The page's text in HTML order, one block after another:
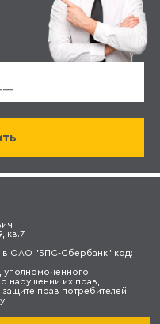
кв.7
в ОАО "БПС-Сбербанк" код:
уполномоченного
нарушении их прав,
прав потребителей: